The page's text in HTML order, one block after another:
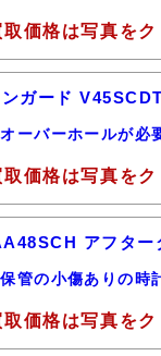
価格は写真を
ガード
ーバーホールが必
価格は写真を
アフタ
管の小傷ありの時
価格は写真を